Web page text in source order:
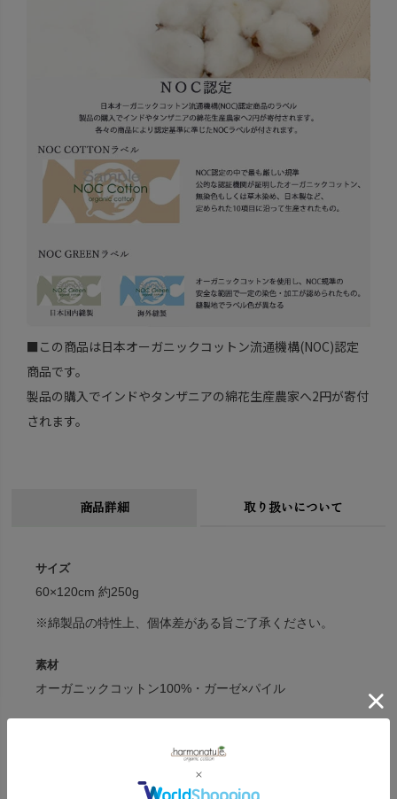
■この商品は日本オーガニックコットン流通機構(NOC)認定
商品です。
製品の購入でインドやタンザニアの綿花生産農家へ2円が寄付
されます。
商品詳細 取り扱いについて
サイズ
60×120cm 約250g
※綿製品の特性上、個体差がある旨ご了承ください。
素材
オーガニックコットン100%・ガーゼ×パイル
アーバンブルー・シックグレー
無蛍光・反応染料染色